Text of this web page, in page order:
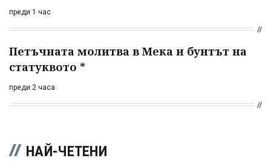
преди 1 час
Петъчната молитва в Мека и бунтът на
статуквото *
преди 2 часа
НАЙ-ЧЕТЕНИ